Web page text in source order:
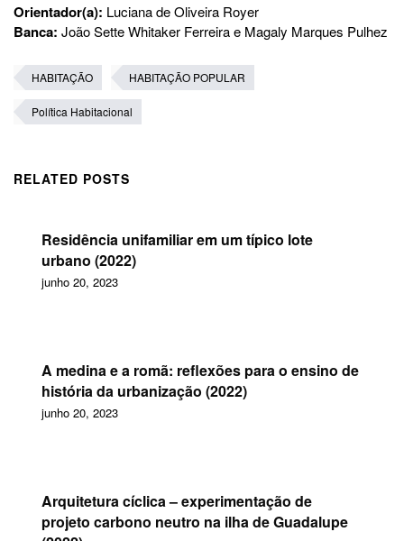
Orientador(a): Luciana de Oliveira Royer
Banca: João Sette Whitaker Ferreira e Magaly Marques Pulhez
HABITAÇÃO HABITAÇÃO POPULAR
Política Habitacional
RELATED POSTS
Residência unifamiliar em um típico lote
urbano (2022)
junho 20, 2023
A medina e a romã: reflexões para o ensino de
história da urbanização (2022)
junho 20, 2023
Arquitetura cíclica – experimentação de
projeto carbono neutro na ilha de Guadalupe